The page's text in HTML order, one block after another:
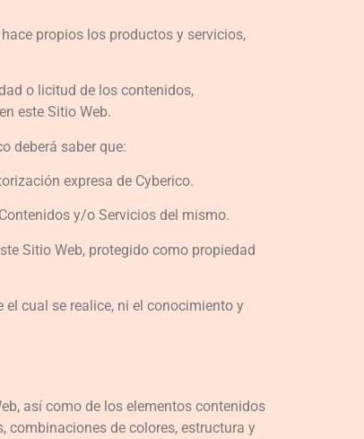
propios los productos y servicios,
o licitud de los contenidos,
este Sitio Web.
deberá saber que:
expresa de Cyberico.
y/o Servicios del mismo.
Sitio Web, protegido como propiedad
cual se realice, ni el conocimiento y
así como de los elementos contenidos
combinaciones de colores, estructura y